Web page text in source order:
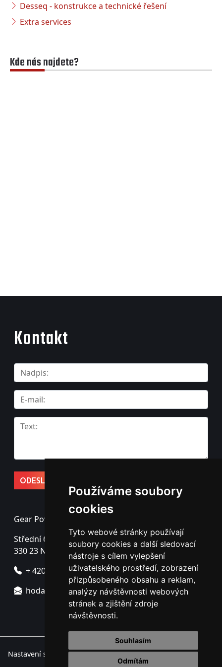
Používáme soubory
cookies
Tyto webové stránky používají
soubory cookies a další sledovací
nástroje s cílem vylepšení
uživatelského prostředí, zobrazení
přizpůsobeného obsahu a reklam,
analýzy návštěvnosti webových
stránek a zjištění zdroje
návštěvnosti.
Souhlasím
Odmítám
Desseq - konstrukce a technické řešení
Extra services
Kde nás najdete?
Kontakt
Gear Power s.r.o.
Střední 69
330 23 Nýřany - Úherce
+ 420 725 725 760
hodac@gearpower.cz
Nastavení souborů cookie.